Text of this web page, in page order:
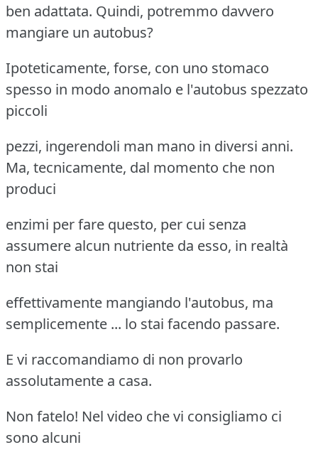
ben adattata. Quindi, potremmo davvero
mangiare un autobus?
Ipoteticamente, forse, con uno stomaco
spesso in modo anomalo e l'autobus spezzato
piccoli
pezzi, ingerendoli man mano in diversi anni.
Ma, tecnicamente, dal momento che non
produci
enzimi per fare questo, per cui senza
assumere alcun nutriente da esso, in realtà
non stai
effettivamente mangiando l'autobus, ma
semplicemente ... lo stai facendo passare.
E vi raccomandiamo di non provarlo
assolutamente a casa.
Non fatelo! Nel video che vi consigliamo ci
sono alcuni